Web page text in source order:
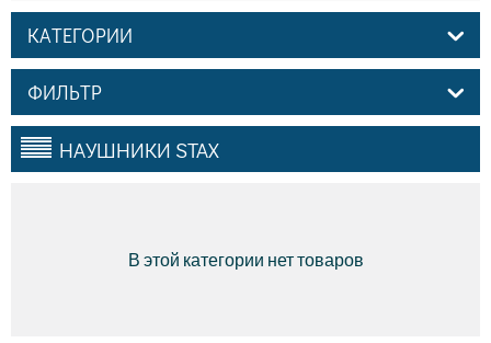
КАТЕГОРИИ
ФИЛЬТР
НАУШНИКИ STAX
В этой категории нет товаров